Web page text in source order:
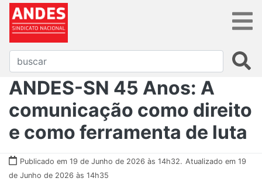
ANDES-SN 45 Anos: A
comunicação como direito
e como ferramenta de luta
Publicado em 19 de Junho de 2026 às 14h32. Atualizado em 19
de Junho de 2026 às 14h35